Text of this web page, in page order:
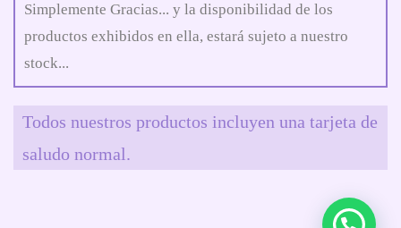
Simplemente Gracias... y la disponibilidad de los
productos exhibidos en ella, estará sujeto a nuestro
stock...
Todos nuestros productos incluyen una tarjeta de
saludo normal.